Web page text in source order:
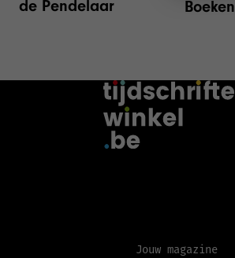
de Pendelaar
Boeken
Jouw magazine